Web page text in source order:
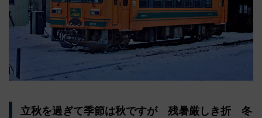
立秋を過ぎて季節は秋ですが 残暑厳しき折 冬